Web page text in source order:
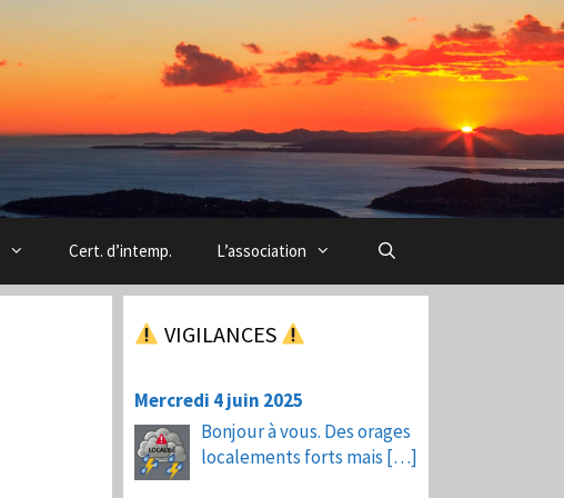
Cert. d’intemp. L’association
VIGILANCES
Mercredi 4 juin 2025
Bonjour à vous. Des orages
localements forts mais […]